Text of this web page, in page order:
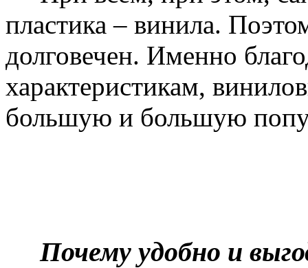
пластика – винила.
долговечен. Именно
характеристикам,
большую и большую
Почему удобно и